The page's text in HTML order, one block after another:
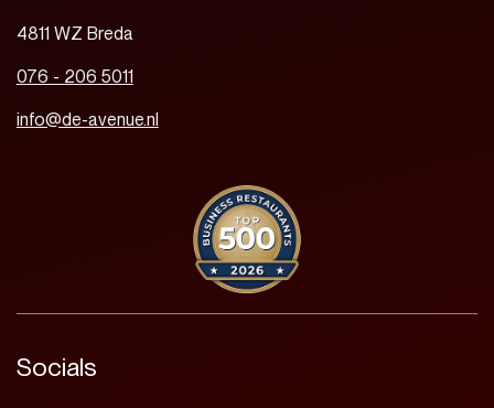
4811 WZ Breda
076 - 206 5011
info@de-avenue.nl
Socials